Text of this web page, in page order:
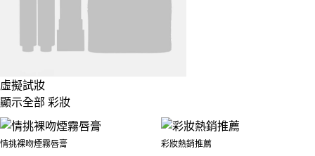
虛擬試妝
顯示全部 彩妝
情挑裸吻煙霧唇膏 彩妝熱銷推薦